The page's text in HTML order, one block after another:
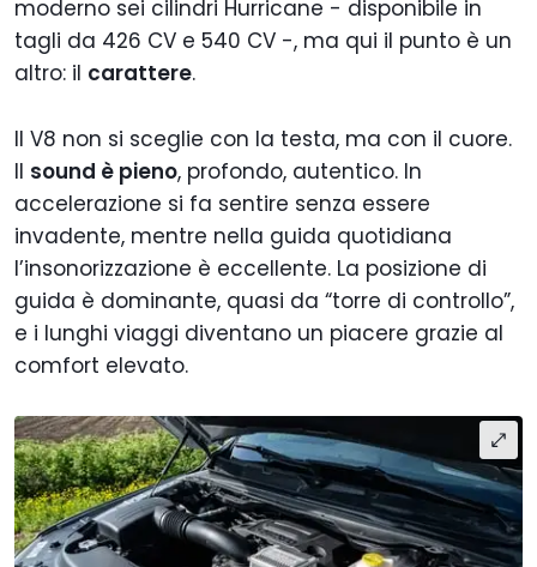
moderno sei cilindri Hurricane - disponibile in
tagli da 426 CV e 540 CV -, ma qui il punto è un
altro: il carattere.
Il V8 non si sceglie con la testa, ma con il cuore.
Il sound è pieno, profondo, autentico. In
accelerazione si fa sentire senza essere
invadente, mentre nella guida quotidiana
l’insonorizzazione è eccellente. La posizione di
guida è dominante, quasi da “torre di controllo”,
e i lunghi viaggi diventano un piacere grazie al
comfort elevato.